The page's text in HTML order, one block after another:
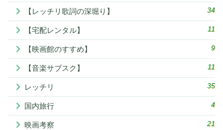
【レッチリ歌詞の深堀り】 34
【宅配レンタル】 11
【映画館のすすめ】 9
【音楽サブスク】 11
レッチリ 35
国内旅行 4
映画考察 21